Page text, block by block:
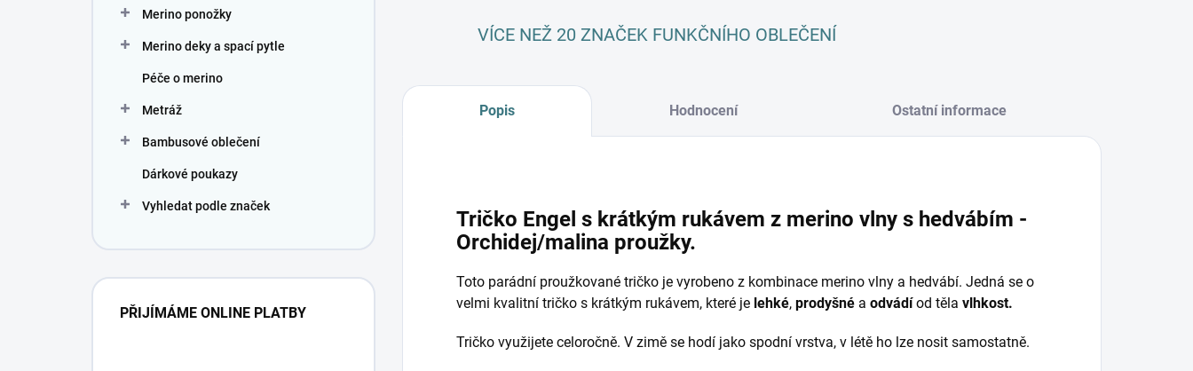
Merino ponožky
Merino deky a spací pytle
Péče o merino
Metráž
Bambusové oblečení
Dárkové poukazy
Vyhledat podle značek
PŘIJÍMÁME ONLINE PLATBY
VÍCE NEŽ 20 ZNAČEK FUNKČNÍHO OBLEČENÍ
Popis Hodnocení Ostatní informace
Tričko Engel s krátkým rukávem z merino vlny s hedvábím -
Orchidej/malina proužky.
Toto parádní proužkované tričko je vyrobeno z kombinace merino vlny a hedvábí. Jedná se o
velmi kvalitní tričko s krátkým rukávem, které je lehké, prodyšné a odvádíod těla vlhkost.
Tričko využijete celoročně. V zimě se hodí jako spodní vrstva, v létě ho lze nosit samostatně.